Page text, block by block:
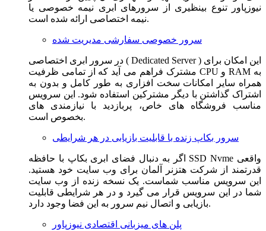
نیوزپاور تنوع بینظیری از سرورهای ابری نیمه خصوصی یا
نیمه اختصاصی ارائه شده است.
سرور خصوصی سفارشی مدیریت شده
در سرور ابری اختصاصی ( Dedicated Server ) این امکان برای
مشترک فراهم می آید که از تمامی ظرفیت CPU و RAM به
همراه سایر امکانات سخت افزاری به طور کامل و بدون به
اشتراک گذاشتن با دیگر مشترکین استفاده شود. این سرویس
مناسب فروشگاه های خاص، پربازدید با نیازمندی های
بخصوص است.
سرور بکاپ زنده با قابلیت بازیابی در هر شرایطی
اگر به دنبال فضای ابری بکاپ با حافظه SSD Nvme واقعی
قدرتمند از شرکت هتزنر آلمان برای وب سایت خود هستید.
این سرویس مناسب شماست. یک نسخه زنده از وب سایت
شما در این سرویس قرار می گیرد و در هر شرایطی قابلیت
بازیابی و اتصال نیم سرور به این فضا وجود دارد.
پلن های میزبانی اقتصادی نیوزپاور